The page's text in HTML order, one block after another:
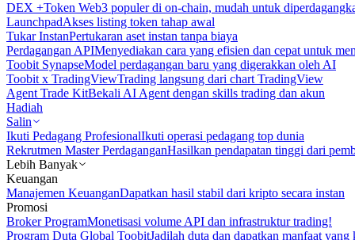
DEX +Token Web3 populer di on-chain, mudah untuk
LaunchpadAkses listing token tahap awal
Tukar InstanPertukaran aset instan tanpa biaya
Perdagangan APIMenyediakan cara yang efisien dan cepat untuk
Toobit SynapseModel perdagangan baru yang digerakkan oleh AI
Toobit x TradingViewTrading langsung dari chart TradingView
Agent Trade KitBekali AI Agent dengan skills trading dan akun
Hadiah
Salin
Ikuti Pedagang ProfesionalIkuti operasi pedagang top dunia
Rekrutmen Master PerdaganganHasilkan pendapatan tinggi dari
Lebih Banyak
Keuangan
Manajemen KeuanganDapatkan hasil stabil dari kripto secara instan
Promosi
Broker ProgramMonetisasi volume API dan infrastruktur trading!
Program Duta Global ToobitJadilah duta dan dapatkan manfaat